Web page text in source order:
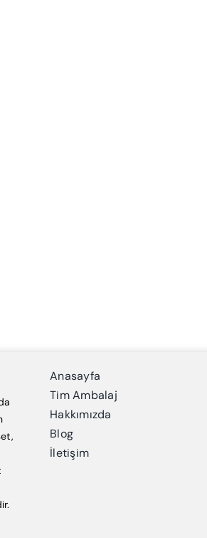
Anasayfa
Tim Ambalaj
Hakkımızda
Blog
İletişim